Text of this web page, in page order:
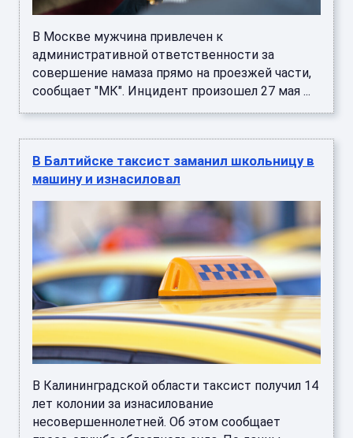
В Москве мужчина привлечен к
административной ответственности за
совершение намаза прямо на проезжей части,
сообщает "МК". Инцидент произошел 27 мая ...
В Балтийске таксист заманил школьницу в
машину и изнасиловал
В Калининградской области таксист получил 14
лет колонии за изнасилование
несовершеннолетней. Об этом сообщает